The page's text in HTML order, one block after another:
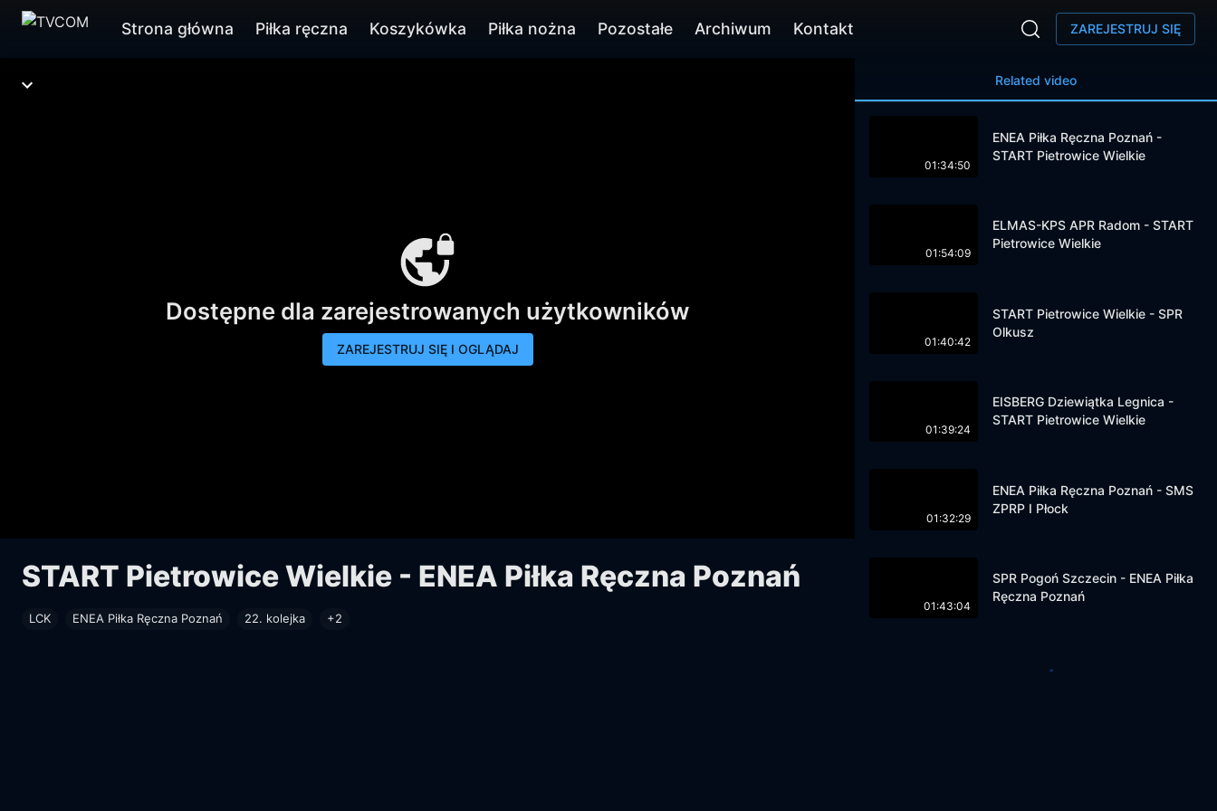
Strona główna Piłka ręczna Koszykówka Piłka nożna Pozostałe Archiwum Kontakt ZAREJESTRUJ SIĘ
Dostępne dla zarejestrowanych użytkowników
ZAREJESTRUJ SIĘ I OGLĄDAJ
START Pietrowice Wielkie - ENEA Piłka Ręczna Poznań
LCK ENEA Piłka Ręczna Poznań 22. kolejka +2
Related video
01:34:50
ENEA Piłka Ręczna Poznań -
START Pietrowice Wielkie
01:54:09
ELMAS-KPS APR Radom - START
Pietrowice Wielkie
01:40:42
START Pietrowice Wielkie - SPR
Olkusz
01:39:24
EISBERG Dziewiątka Legnica -
START Pietrowice Wielkie
01:32:29
ENEA Piłka Ręczna Poznań - SMS
ZPRP I Płock
01:43:04
SPR Pogoń Szczecin - ENEA Piłka
Ręczna Poznań